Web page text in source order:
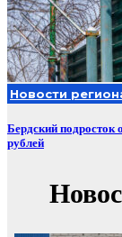
Новости
Бердский подросток
рублей